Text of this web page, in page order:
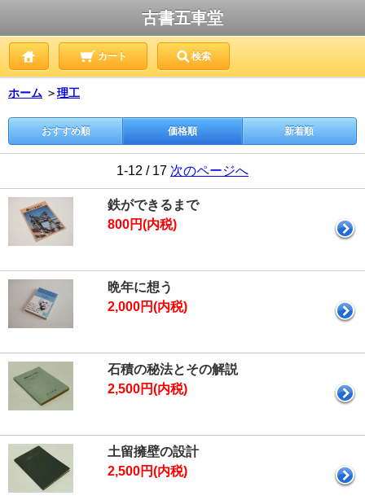
古書五車堂
カート 検索
ホーム ＞理工
おすすめ順 価格順 新着順
1-12 / 17 次のページへ
鉄ができるまで
800円(内税)
晩年に想う
2,000円(内税)
石積の秘法とその解説
2,500円(内税)
土留擁壁の設計
2,500円(内税)